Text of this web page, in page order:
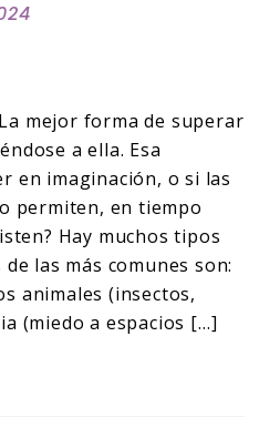
mejor forma de superar
a ella. Esa
en imaginación, o si las
permiten, en tiempo
Hay muchos tipos
las más comunes son:
animales (insectos,
(miedo a espacios […]